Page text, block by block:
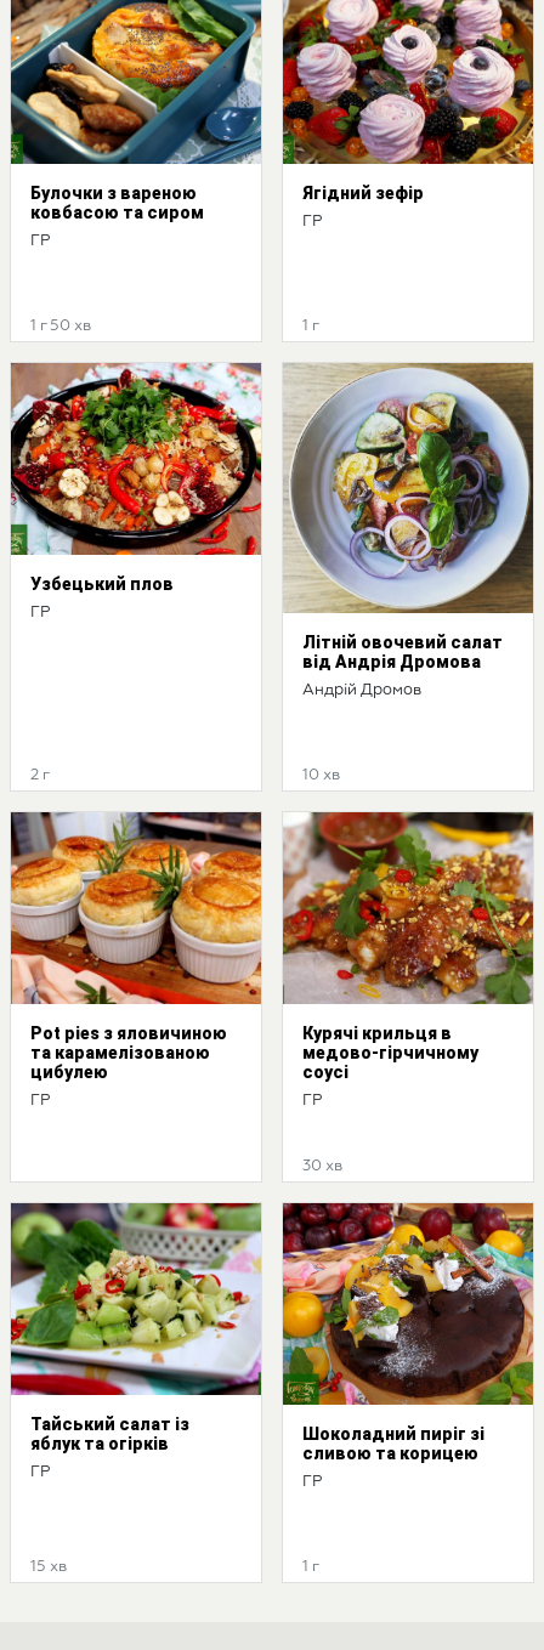
Булочки з вареною
ковбасою та сиром
ГР
1 г 50 хв
Ягідний зефір
ГР
1 г
Узбецький плов
ГР
2 г
Літній овочевий салат
від Андрія Дромова
Андрій Дромов
10 хв
Pot pies з яловичиною
та карамелізованою
цибулею
ГР
Курячі крильця в
медово-гірчичному
соусі
ГР
30 хв
Тайський салат із
яблук та огірків
ГР
15 хв
Шоколадний пиріг зі
сливою та корицею
ГР
1 г